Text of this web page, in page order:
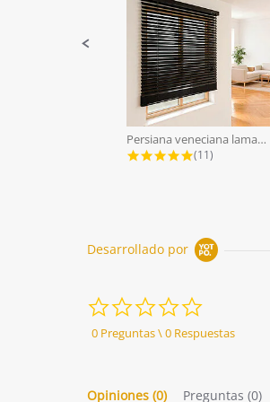
Persiana veneciana lamas aluminio...
5.0 star rating
(11)
Desarrollado por
rating
0 Preguntas \ 0 Respuestas
Opiniones (0) Preguntas (0)